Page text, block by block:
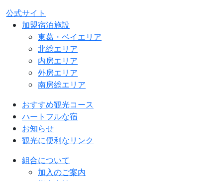
公式サイト
加盟宿泊施設
東葛・ベイエリア
北総エリア
内房エリア
外房エリア
南房総エリア
おすすめ観光コース
ハートフルな宿
お知らせ
観光に便利なリンク
組合について
加入のご案内